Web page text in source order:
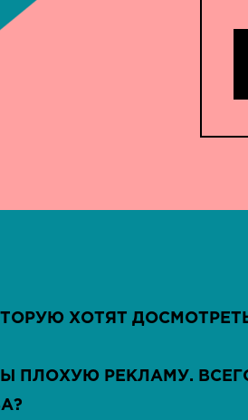
ХОТЯТ
ПЛОХУЮ РЕКЛАМУ.